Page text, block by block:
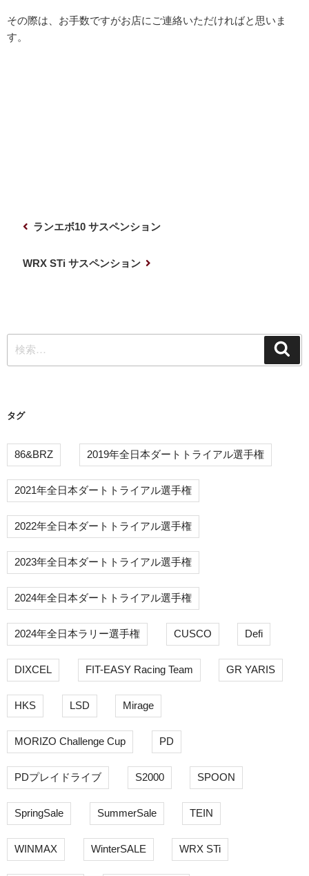
その際は、お手数ですがお店にご連絡いただければと思いま
す。
シ
ョ
ランエボ10 サスペンション
WRX STi サスペンション
索:
タグ
86&BRZ 2019年全日本ダートトライアル選手権
2021年全日本ダートトライアル選手権
2022年全日本ダートトライアル選手権
2023年全日本ダートトライアル選手権
2024年全日本ダートトライアル選手権
2024年全日本ラリー選手権 CUSCO Defi
DIXCEL FIT-EASY Racing Team GR YARIS
HKS LSD Mirage
MORIZO Challenge Cup PD
PDプレイドライブ S2000 SPOON
SpringSale SummerSale TEIN
WINMAX WinterSALE WRX STi